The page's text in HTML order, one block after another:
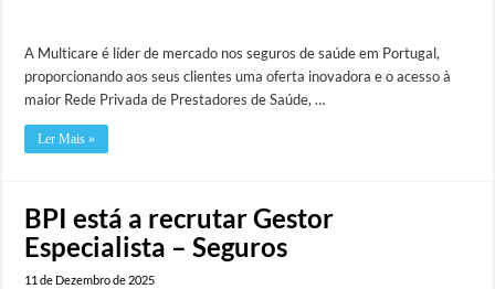
A Multicare é líder de mercado nos seguros de saúde em Portugal,
proporcionando aos seus clientes uma oferta inovadora e o acesso à
maior Rede Privada de Prestadores de Saúde, …
Ler Mais »
BPI está a recrutar Gestor
Especialista – Seguros
11 de Dezembro de 2025